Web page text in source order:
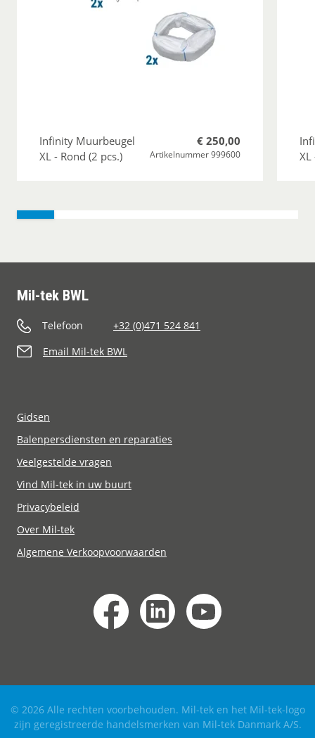
Infinity Muurbeugel
XL - Rond (2 pcs.)
€ 250,00
Artikelnummer 999600
XL
Mil-tek BWL
Telefoon
+32 (0)471 524 841
Email Mil-tek BWL
Gidsen
Balenpersdiensten en reparaties
Veelgestelde vragen
Vind Mil-tek in uw buurt
Privacybeleid
Over Mil-tek
Algemene Verkoopvoorwaarden
© 2026 Alle rechten voorbehouden. Mil-tek en het Mil-tek-logo
zijn geregistreerde handelsmerken van Mil-tek Danmark A/S.